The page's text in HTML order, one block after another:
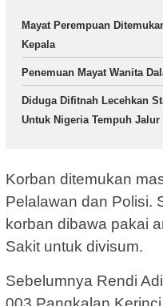
Mayat Perempuan
Kepala
Penemuan Mayat Wanita
Diduga Difitnah Lecehkan
Untuk Nigeria Tempuh Jalur
Korban ditemukan
Pelalawan dan Polisi.
korban dibawa pakai
Sakit untuk divisum.
Sebelumnya Rendi